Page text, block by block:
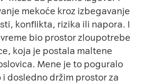
mekoće kroz izbegavanje
konflikta, rizika ili napora. I
bio prostor zloupotrebe
koja je postala maltene
Mene je to poguralo
dosledno držim prostor za